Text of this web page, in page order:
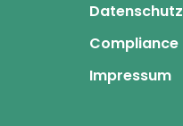
Datenschutz
Compliance
Impressum